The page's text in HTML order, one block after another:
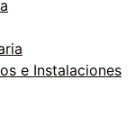
e Instalaciones